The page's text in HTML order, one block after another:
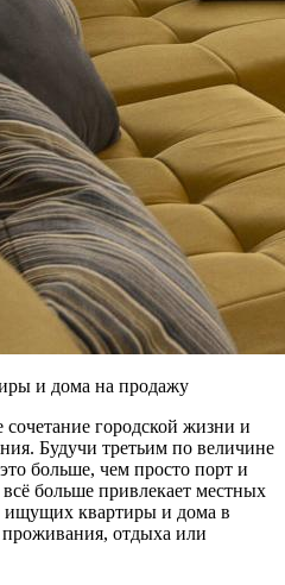
и дома на продажу
сочетание городской жизни и
Будучи третьим по величине
больше, чем просто порт и
больше привлекает местных
ищущих квартиры и дома в
проживания, отдыха или